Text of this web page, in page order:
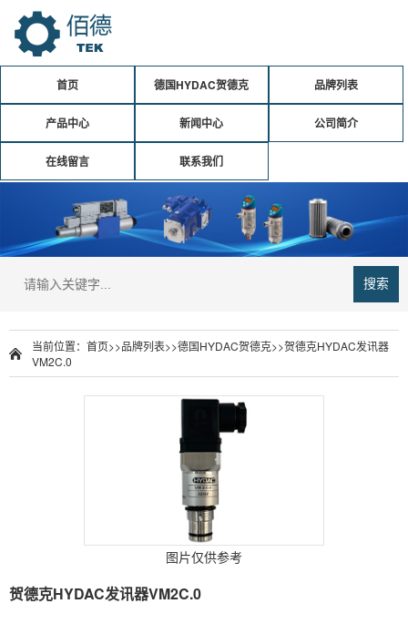
首页 德国HYDAC贺德克 品牌列表
产品中心 新闻中心 公司简介
在线留言 联系我们
搜索
当前位置： 首页>>品牌列表>>德国HYDAC贺德克>>贺德克HYDAC发讯器
VM2C.0
图片仅供参考
贺德克HYDAC发讯器VM2C.0